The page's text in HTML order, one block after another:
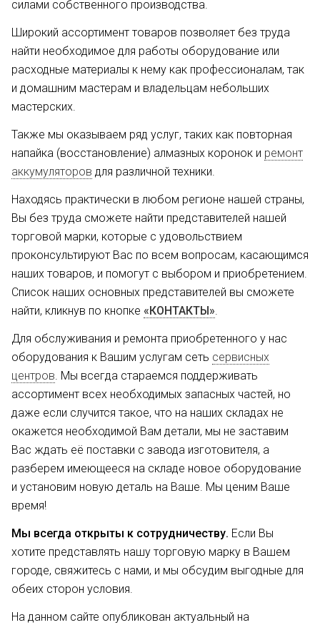
силами собственного производства.
Широкий ассортимент товаров позволяет без труда
найти необходимое для работы оборудование или
расходные материалы к нему как профессионалам, так
и домашним мастерам и владельцам небольших
мастерских.
Также мы оказываем ряд услуг, таких как повторная
напайка (восстановление) алмазных коронок и ремонт
аккумуляторов для различной техники.
Находясь практически в любом регионе нашей страны,
Вы без труда сможете найти представителей нашей
торговой марки, которые с удовольствием
проконсультируют Вас по всем вопросам, касающимся
наших товаров, и помогут с выбором и приобретением.
Список наших основных представителей вы сможете
найти, кликнув по кнопке «КОНТАКТЫ».
Для обслуживания и ремонта приобретенного у нас
оборудования к Вашим услугам сеть сервисных
центров. Мы всегда стараемся поддерживать
ассортимент всех необходимых запасных частей, но
даже если случится такое, что на наших складах не
окажется необходимой Вам детали, мы не заставим
Вас ждать её поставки с завода изготовителя, а
разберем имеющееся на складе новое оборудование
и установим новую деталь на Ваше. Мы ценим Ваше
время!
Мы всегда открыты к сотрудничеству. Если Вы
хотите представлять нашу торговую марку в Вашем
городе, свяжитесь с нами, и мы обсудим выгодные для
обеих сторон условия.
На данном сайте опубликован актуальный на